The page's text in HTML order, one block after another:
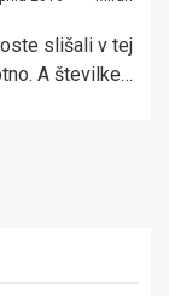
slišali v tej
A številke…